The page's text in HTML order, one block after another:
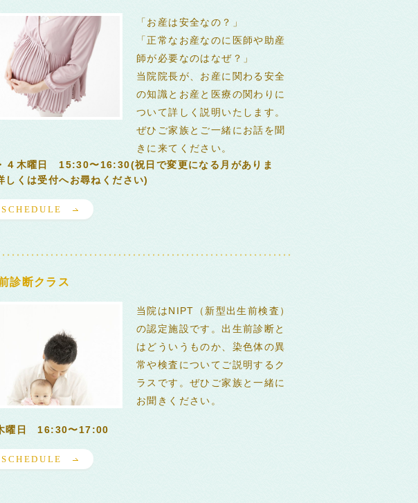
「お産は安全なの？」
「正常なお産なのに医師や助産
師が必要なのはなぜ？」
当院院長が、お産に関わる安全
の知識とお産と医療の関わりに
ついて詳しく説明いたします。
ぜひご家族とご一緒にお話を聞
きに来てください。
４木曜日 15:30〜16:30(祝日で変更になる月がありま
しくは受付へお尋ねください)
SCHEDULE
診断クラス
当院はNIPT（新型出生前検査）
の認定施設です。出生前診断と
はどういうものか、染色体の異
常や検査についてご説明するク
ラスです。ぜひご家族と一緒に
お聞きください。
曜日 16:30〜17:00
SCHEDULE